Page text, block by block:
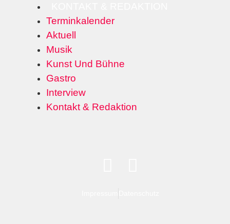
Terminkalender
Aktuell
Musik
Kunst Und Bühne
Gastro
Interview
Kontakt & Redaktion